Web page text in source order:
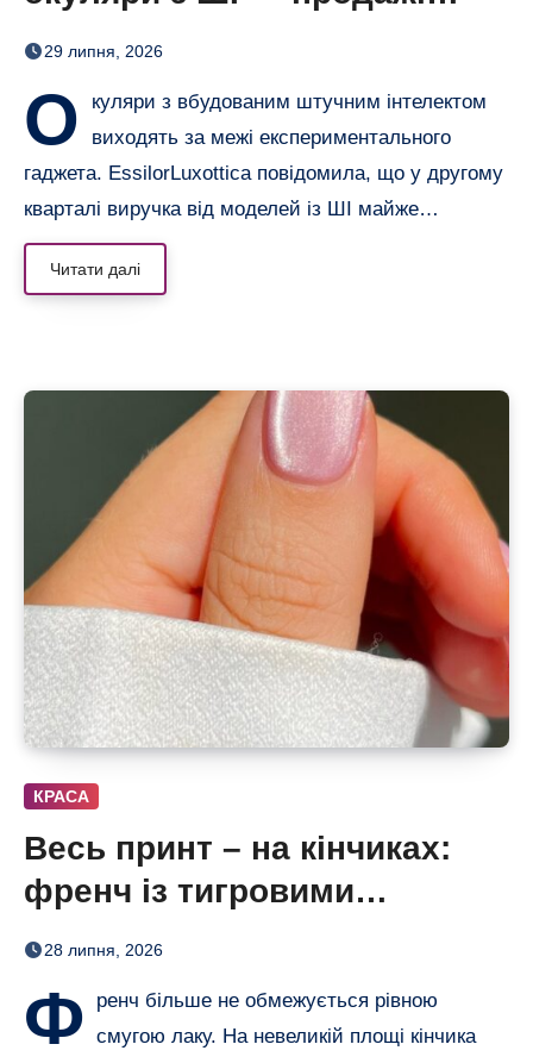
майже подвоїлися
29 липня, 2026
О
куляри з вбудованим штучним інтелектом
виходять за межі експериментального
гаджета. EssilorLuxottica повідомила, що у другому
кварталі виручка від моделей із ШІ майже…
Читати далі
КРАСА
Весь принт – на кінчиках:
френч із тигровими
смугами, квітами і хвилями
28 липня, 2026
Ф
ренч більше не обмежується рівною
смугою лаку. На невеликій площі кінчика